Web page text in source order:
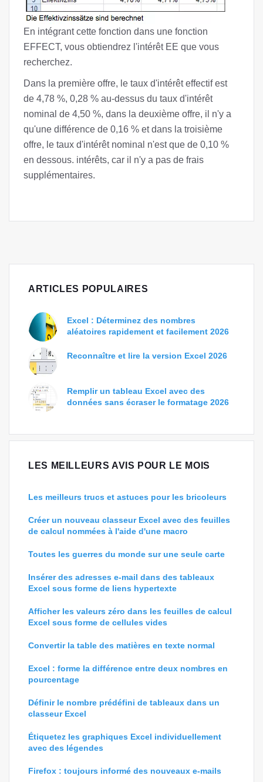
En intégrant cette fonction dans une fonction
EFFECT, vous obtiendrez l'intérêt EE que vous
recherchez.
Dans la première offre, le taux d'intérêt effectif est
de 4,78 %, 0,28 % au-dessus du taux d'intérêt
nominal de 4,50 %, dans la deuxième offre, il n'y a
qu'une différence de 0,16 % et dans la troisième
offre, le taux d'intérêt nominal n'est que de 0,10 %
en dessous. intérêts, car il n'y a pas de frais
supplémentaires.
ARTICLES POPULAIRES
Excel : Déterminez des nombres
aléatoires rapidement et facilement 2026
Reconnaître et lire la version Excel 2026
Remplir un tableau Excel avec des
données sans écraser le formatage 2026
LES MEILLEURS AVIS POUR LE MOIS
Les meilleurs trucs et astuces pour les bricoleurs
Créer un nouveau classeur Excel avec des feuilles
de calcul nommées à l'aide d'une macro
Toutes les guerres du monde sur une seule carte
Insérer des adresses e-mail dans des tableaux
Excel sous forme de liens hypertexte
Afficher les valeurs zéro dans les feuilles de calcul
Excel sous forme de cellules vides
Convertir la table des matières en texte normal
Excel : forme la différence entre deux nombres en
pourcentage
Définir le nombre prédéfini de tableaux dans un
classeur Excel
Étiquetez les graphiques Excel individuellement
avec des légendes
Firefox : toujours informé des nouveaux e-mails